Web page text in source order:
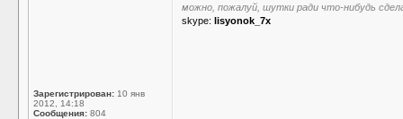
Зарегистрирован: 10 янв
2012, 14:18
Сообщения: 804
можно, пожалуй, шутки ради что-нибудь
skype: lisyonok_7x